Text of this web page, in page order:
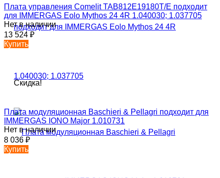
Плата управления Comelit TAB812E19180T/E подходит
для IMMERGAS Eolo Mythos 24 4R 1.040030; 1.037705
Нет в наличии
13 524 ₽
Купить
Скидка!
Плата модуляционная Baschieri & Pellagri подходит для
IMMERGAS IONO Major 1.010731
Нет в наличии
8 036 ₽
Купить